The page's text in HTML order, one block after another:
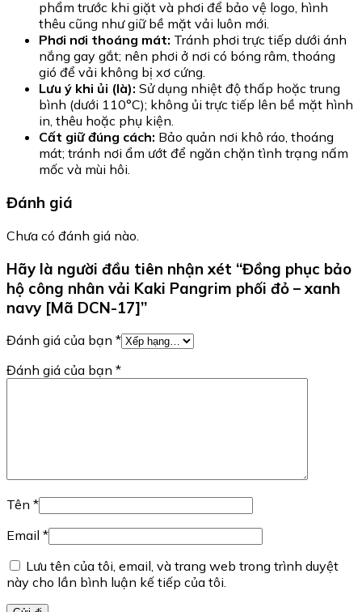
phẩm trước khi giặt và phơi để bảo vệ logo, hình
thêu cũng như giữ bề mặt vải luôn mới.
Phơi nơi thoáng mát: Tránh phơi trực tiếp dưới ánh
nắng gay gắt; nên phơi ở nơi có bóng râm, thoáng
gió để vải không bị xơ cứng.
Lưu ý khi ủi (là): Sử dụng nhiệt độ thấp hoặc trung
bình (dưới 110°C); không ủi trực tiếp lên bề mặt hình
in, thêu hoặc phụ kiện.
Cất giữ đúng cách: Bảo quản nơi khô ráo, thoáng
mát; tránh nơi ẩm ướt để ngăn chặn tình trạng nấm
mốc và mùi hôi.
Đánh giá
Chưa có đánh giá nào.
Hãy là người đầu tiên nhận xét “Đồng phục bảo
hộ công nhân vải Kaki Pangrim phối đỏ – xanh
navy [Mã DCN-17]”
Đánh giá của bạn *
Đánh giá của bạn *
Tên *
Email *
Lưu tên của tôi, email, và trang web trong trình duyệt
này cho lần bình luận kế tiếp của tôi.